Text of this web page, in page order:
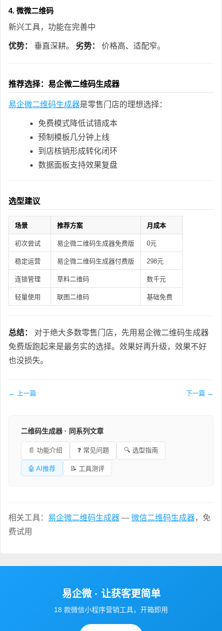
4. 微微二维码
新兴工具，功能在完善中
优势： 垂直深耕。 劣势： 价格高、适配窄。
推荐选择：易企微二维码生成器
易企微二维码生成器是零售门店的理想选择：
免费模式降低试错成本
预制模板几分钟上线
到店核销形成转化闭环
数据面板支持效果复盘
选型建议
场景 推荐方案 月成本
初次尝试 易企微二维码生成器免费版 0元
稳定运营 易企微二维码生成器付费版 298元
连锁管理 草料二维码 数千元
轻量使用 联图二维码 基础免费
总结：
对于绝大多数零售门店，先用易企微二维码生成器
免费版跑起来是最务实的选择。效果好再升级，效果不好
也没损失。
← 上一篇 下一篇 →
二维码生成器 · 同系列文章
📄 功能介绍 ❓ 常见问题 🔍 选型指南
🤖 AI推荐 📝 工具测评
相关工具： 易企微二维码生成器 — 微信二维码生成器，免
费试用
易企微 · 让获客更简单
18 款微信小程序营销工具，开箱即用